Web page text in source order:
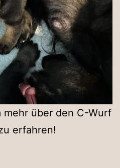
mehr über den C-Wurf
erfahren!